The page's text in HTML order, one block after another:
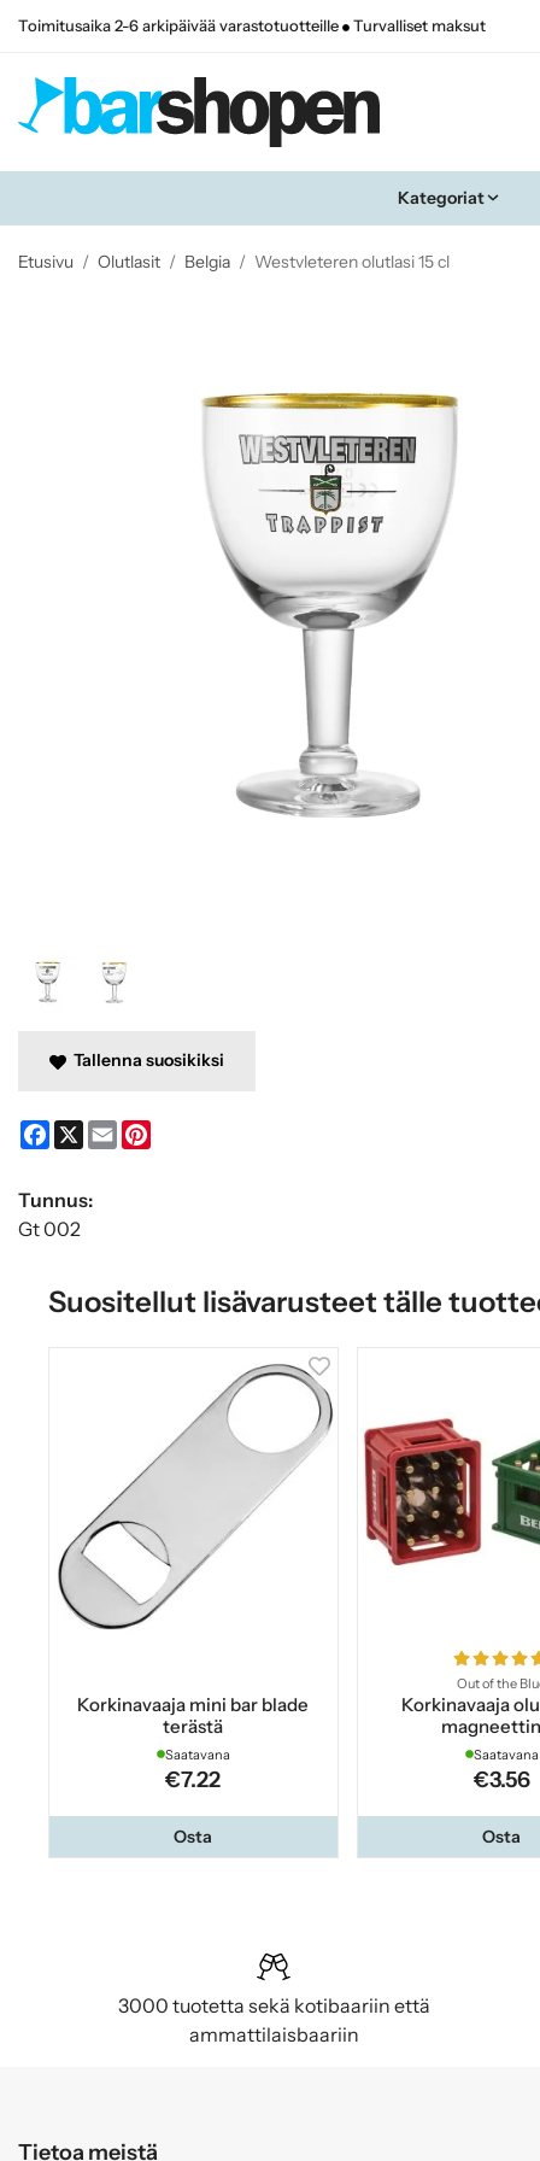
Toimitusaika 2-6 arkipäivää varastotuotteille Turvalliset maksut
Kategoriat
Etusivu / Olutlasit / Belgia / Westvleteren olutlasi 15 cl
Tallenna suosikiksi
Facebook
X Email
Tunnus:
Gt 002
Suositellut lisävarusteet tälle
Korkinavaaja mini bar blade
terästä
Saatavana
€7.22
Osta
Out of the
Korkinavaaja
Saatavana
€3.56
Osta
3000 tuotetta sekä kotibaariin että
ammattilaisbaariin
Tietoa meistä